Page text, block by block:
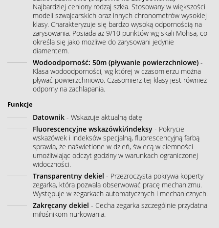
Najbardziej ceniony rodzaj szkła. Stosowany w większości
modeli szwajcarskich oraz innych chronometrów wysokiej
klasy. Charakteryzuje się bardzo wysoką odpornością na
zarysowania. Posiada aż 9/10 punktów wg skali Mohsa, co
określa się jako możliwe do zarysowani jedynie
diamentem.
Wodoodporność: 50m (pływanie powierzchniowe) -
Klasa wodoodporności, wg której w czasomierzu można
pływać powierzchniowo. Czasomierz tej klasy jest również
odporny na zachlapania.
Funkcje
Datownik - Wskazuje aktualną datę
Fluorescencyjne wskazówki/indeksy - Pokrycie
wskazówek i indeksów specjalną, fluorescencyjną farbą
sprawia, że naświetlone w dzień, świecą w ciemności
umożliwiając odczyt godziny w warunkach ograniczonej
widoczności.
Transparentny dekiel - Przezroczysta pokrywa koperty
zegarka, która pozwala obserwować pracę mechanizmu.
Występuje w zegarkach automatycznych i mechanicznych.
Zakręcany dekiel - Cecha zegarka szczególnie przydatna
miłośnikom nurkowania.